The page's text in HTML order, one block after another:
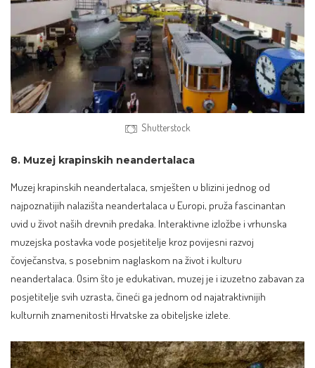
Shutterstock
8. Muzej krapinskih neandertalaca
Muzej krapinskih neandertalaca, smješten u blizini jednog od
najpoznatijih nalazišta neandertalaca u Europi, pruža fascinantan
uvid u život naših drevnih predaka. Interaktivne izložbe i vrhunska
muzejska postavka vode posjetitelje kroz povijesni razvoj
čovječanstva, s posebnim naglaskom na život i kulturu
neandertalaca. Osim što je edukativan, muzej je i izuzetno zabavan za
posjetitelje svih uzrasta, čineći ga jednom od najatraktivnijih
kulturnih znamenitosti Hrvatske za obiteljske izlete.